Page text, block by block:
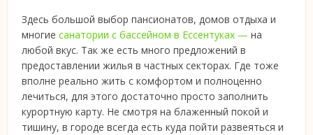
Здесь большой выбор пансионатов, домов отдыха и
многиесанатории с бассейном в Ессентуках — на
любой вкус. Так же есть много предложений в
предоставлении жилья в частных секторах. Где тоже
вполне реально жить с комфортом и полноценно
лечиться, для этого достаточно просто заполнить
курортную карту. Не смотря на блаженный покой и
тишину, в городе всегда есть куда пойти развеяться и